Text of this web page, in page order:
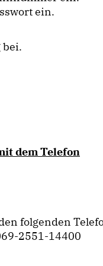
ein.
bei.
dem Telefon
folgenden
2551-14400